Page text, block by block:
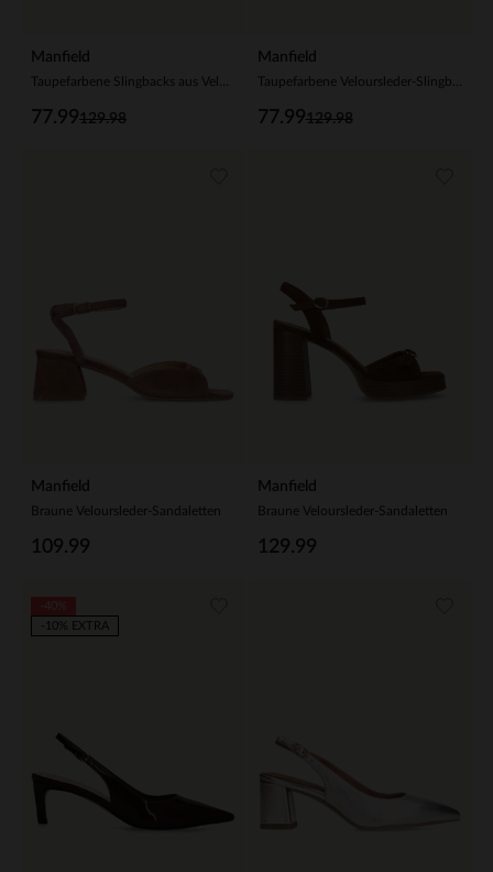
Manfield
129.98
77.99
Manfield
129.98
77.99
Manfield
Braune Veloursleder-Sandaletten
109.99
Manfield
Braune Veloursleder-Sandaletten
129.99
-10% EXTRA